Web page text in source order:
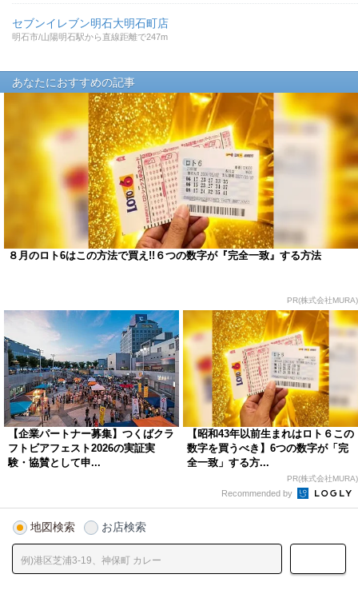
セブンイレブン明石大明石町店
明石市/山陽明石駅から直線距離で247m
あなたにおすすめの記事
８月のロト6はこの方法で買え!!６つの数字が『完全一致』する方法
PR(株式会社MURA)
【企業パートナー募集】つくばクラ
フトビアフェスト2026の実証実
験・協賛として申...
【昭和43年以前生まれはロト６この
数字を買うべき】6つの数字が「完
全一致」する方...
PR(株式会社MURA)
Recommended by
地図検索 お店検索